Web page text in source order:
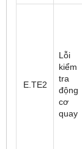
E.TE2
Lỗi
kiểm
tra
động
cơ
quay